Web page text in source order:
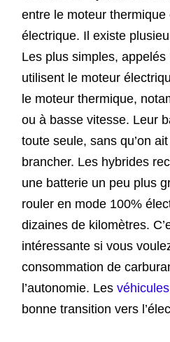
entre le moteur thermique
électrique. Il existe
Les plus simples, appelés
utilisent le moteur
le moteur thermique,
ou à basse vitesse. Leur
toute seule, sans qu’on
brancher. Les hybrides
une batterie un peu plus
rouler en mode 100%
dizaines de kilomètres.
intéressante si vous
consommation de
l’autonomie. Les
bonne transition vers